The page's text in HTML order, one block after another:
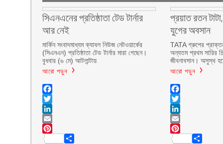
সিএনএনের প্রতিষ্ঠাতা টেড টার্নার
আর নেই
মার্কিন সংবাদমাধ্যম ক্যাবল নিউজ নেটওয়ার্কের
(সিএনএন) প্রতিষ্ঠাতা টেড টার্নার মারা গেছেন।
বুধবার (৬ মে) আটলান্টায়
আরো পড়ুন
Facebook
Twitter
LinkedIn
Email
Pinterest
প্রয়াত রতন
যুগের অবসান
TATA গ্রুপের প্রাক্তন
অন্যতম প্রথম সারির
জীবনাবসান। অসুস্থ
আরো পড়ুন
Facebook
Twitter
LinkedIn
Email
Pinterest